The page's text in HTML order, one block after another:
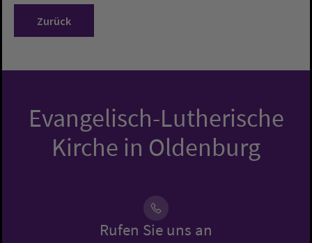
Zurück
Evangelisch-Lutherische
Kirche in Oldenburg
Rufen Sie uns an